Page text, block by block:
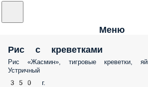
Меню
Рис с креветками
Рис «Жасмин», тигровые креветки,
Устричный
350 г.